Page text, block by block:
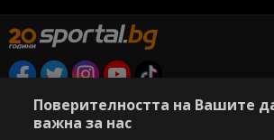
Copyright © 2007-2026 Агенция Спортал. Всички
Този уебсайт е собственост на
Поверителността на Вашите
важна за нас